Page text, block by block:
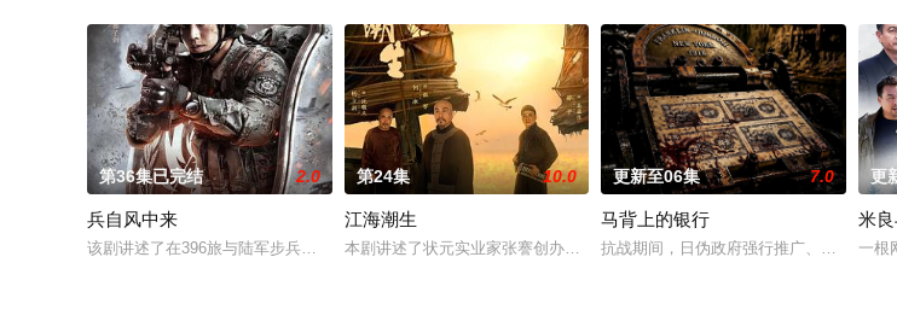
第36集已完结 2.0
兵自风中来
该剧讲述了在396旅与陆军步兵学院联合举办的小型军事演习中，郭子剑因不满演习流于形式，假传指令要求真打实
第24集 10.0
江海潮生
本剧讲述了状元实业家张謇创办大生企业，实业报国的故事。甲午战争后，国
更新至06集 7.0
马背上的银行
抗战期间，日伪政府强行推广、使用由“中
更
米
一根